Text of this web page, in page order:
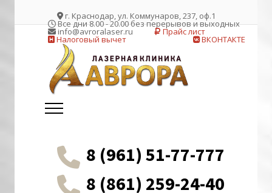
г. Краснодар, ул. Коммунаров, 237, оф.1
Все дни 8.00 - 20.00 без перерывов и выходных
info@avroralaser.ru Прайс лист
Налоговый вычет ВКОНТАКТЕ
8 (961) 51-77-777
8 (861) 259-24-40